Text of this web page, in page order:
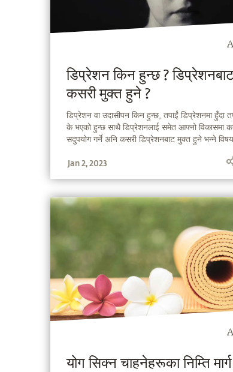
डिप्रेशन किन हुन्छ ?
कसरी मुक्त हुने ?
डिप्रेशन वा उदासीपन किन हुन्छ, तपाईं डिप्रेशनमा हुँदा
के भएको हुन्छ साथै डिप्रेशनलाई समेत आफ्नो विकासमा
सदुपयोग गर्ने अनि कसरी डिप्रेशनबाट मुक्त हुने भन्ने
Jan 2, 2023
योग सिक्न चाहनेहरूका निम्ति